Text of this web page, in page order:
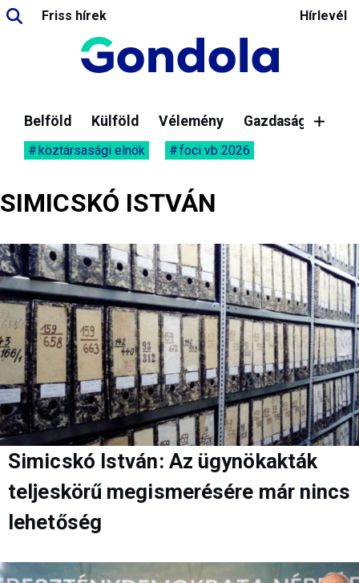
Friss hírek Hírlevél
Belföld Külföld Vélemény Gazdaság
köztársasági elnök foci vb 2026
SIMICSKÓ ISTVÁN
Simicskó István: Az ügynökakták
teljeskörű megismerésére már nincs
lehetőség